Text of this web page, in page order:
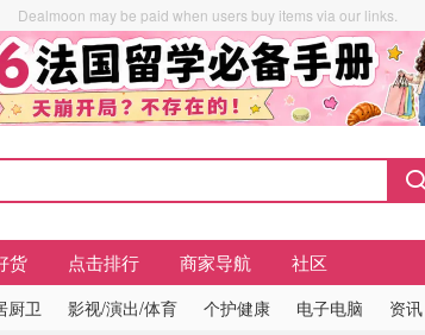
Dealmoon may be paid when users buy items via our links.
货 点击排行 商家导航 社区
厨卫 影视/演出/体育 个护健康 电子电脑 资讯